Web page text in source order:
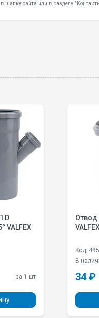
в шапке сайта или в разделе
D
VALFEX
за 1 шт
Отвод ПП
Код:
В
34 ₽